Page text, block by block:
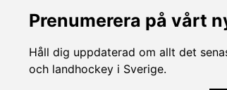
Prenumerera på vårt
Håll dig uppdaterad om allt det
och landhockey i Sverige.